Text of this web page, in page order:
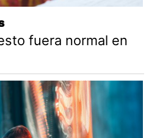
fuera normal en